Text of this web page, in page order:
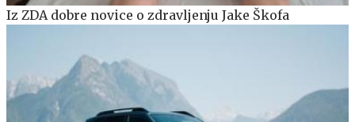
Iz ZDA dobre novice o zdravljenju Jake Škofa